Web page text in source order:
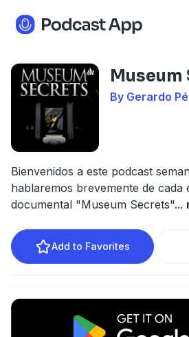
Museum
By Gerardo
Bienvenidos a este podcast
hablaremos brevemente de cada
documental "Museum Secrets"...
Add to Favorites